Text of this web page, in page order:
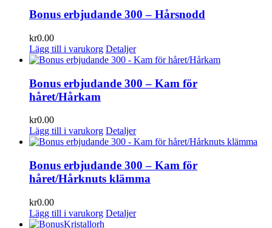
Bonus erbjudande 300 – Hårsnodd
kr0.00
Lägg till i varukorg Detaljer
Bonus erbjudande 300 – Kam för
håret/Hårkam
kr0.00
Lägg till i varukorg Detaljer
Bonus erbjudande 300 – Kam för
håret/Hårknuts klämma
kr0.00
Lägg till i varukorg Detaljer